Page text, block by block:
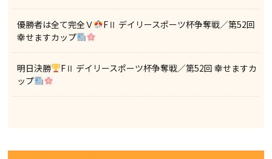
優勝者は全て完全Ｖ
FⅡ デイリースポーツ杯争奪戦／第52回
幸せますカップ
明日決勝
FⅡ デイリースポーツ杯争奪戦／第52回 幸せますカ
ップ